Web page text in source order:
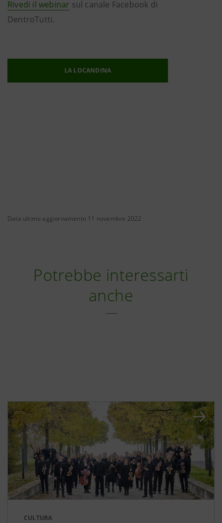
Rivedi il webinar sul canale Facebook di
DentroTutti.
LA LOCANDINA
Data ultimo aggiornamento 11 novembre 2022
Potrebbe interessarti
anche
CULTURA